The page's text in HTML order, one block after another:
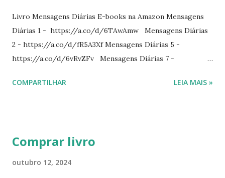
Livro Mensagens Diárias E-books na Amazon Mensagens
Diárias 1 - https://a.co/d/6TAwAmw Mensagens Diárias
2 - https://a.co/d/fR5A3Xf Mensagens Diárias 5 -
https://a.co/d/6vRvZFv Mensagens Diárias 7 -
https://a.co/d/h4iP1oj Mensagens Diárias 10 -
Mensagens Diárias 4 -
COMPARTILHAR LEIA MAIS »
Comprar livro
outubro 12, 2024